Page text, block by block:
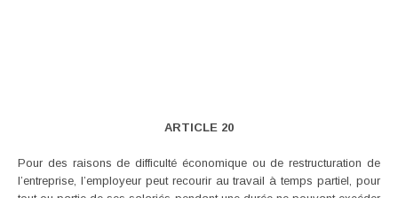
ARTICLE 20
Pour des raisons de difficulté économique ou de restructuration de
l’entreprise, l’employeur peut recourir au travail à temps partiel, pour